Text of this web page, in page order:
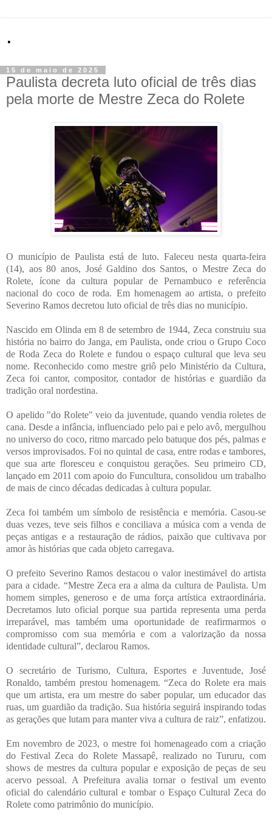
.
15 de maio de 2025
Paulista decreta luto oficial de três dias
pela morte de Mestre Zeca do Rolete
O município de Paulista está de luto. Faleceu nesta quarta-feira
(14), aos 80 anos, José Galdino dos Santos, o Mestre Zeca do
Rolete, ícone da cultura popular de Pernambuco e referência
nacional do coco de roda. Em homenagem ao artista, o prefeito
Severino Ramos decretou luto oficial de três dias no município.
Nascido em Olinda em 8 de setembro de 1944, Zeca construiu sua
história no bairro do Janga, em Paulista, onde criou o Grupo Coco
de Roda Zeca do Rolete e fundou o espaço cultural que leva seu
nome. Reconhecido como mestre griô pelo Ministério da Cultura,
Zeca foi cantor, compositor, contador de histórias e guardião da
tradição oral nordestina.
O apelido "do Rolete" veio da juventude, quando vendia roletes de
cana. Desde a infância, influenciado pelo pai e pelo avô, mergulhou
no universo do coco, ritmo marcado pelo batuque dos pés, palmas e
versos improvisados. Foi no quintal de casa, entre rodas e tambores,
que sua arte floresceu e conquistou gerações. Seu primeiro CD,
lançado em 2011 com apoio do Funcultura, consolidou um trabalho
de mais de cinco décadas dedicadas à cultura popular.
Zeca foi também um símbolo de resistência e memória. Casou-se
duas vezes, teve seis filhos e conciliava a música com a venda de
peças antigas e a restauração de rádios, paixão que cultivava por
amor às histórias que cada objeto carregava.
O prefeito Severino Ramos destacou o valor inestimável do artista
para a cidade. “Mestre Zeca era a alma da cultura de Paulista. Um
homem simples, generoso e de uma força artística extraordinária.
Decretamos luto oficial porque sua partida representa uma perda
irreparável, mas também uma oportunidade de reafirmarmos o
compromisso com sua memória e com a valorização da nossa
identidade cultural”, declarou Ramos.
O secretário de Turismo, Cultura, Esportes e Juventude, José
Ronaldo, também prestou homenagem. “Zeca do Rolete era mais
que um artista, era um mestre do saber popular, um educador das
ruas, um guardião da tradição. Sua história seguirá inspirando todas
as gerações que lutam para manter viva a cultura de raiz”, enfatizou.
Em novembro de 2023, o mestre foi homenageado com a criação
do Festival Zeca do Rolete Massapê, realizado no Tururu, com
shows de mestres da cultura popular e exposição de peças de seu
acervo pessoal. A Prefeitura avalia tornar o festival um evento
oficial do calendário cultural e tombar o Espaço Cultural Zeca do
Rolete como patrimônio do município.